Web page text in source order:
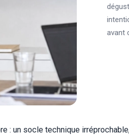
avant
: un socle technique